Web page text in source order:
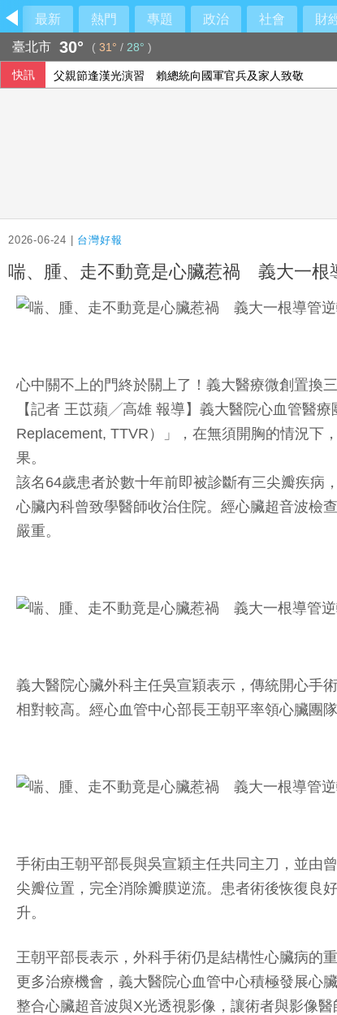
最新 熱門 專題 政治 社會 財
臺北市 30° ( 31° / 28° )
快訊 父親節逢漢光演習 賴總統向國軍官兵及家人致敬
2026-06-24 | 台灣好報
喘、腫、走不動竟是心臟惹禍 義大一根
心中關不上的門終於關上了！義大醫療微創置換
【記者 王苡蘋╱高雄 報導】義大醫院心血管醫
Replacement, TTVR）」，在無須開胸的情況下
果。
該名64歲患者於數十年前即被診斷有三尖瓣疾病
心臟內科曾致學醫師收治住院。經心臟超音波檢
嚴重。
義大醫院心臟外科主任吳宣穎表示，傳統開心手
相對較高。經心血管中心部長王朝平率領心臟團
手術由王朝平部長與吳宣穎主任共同主刀，並由
尖瓣位置，完全消除瓣膜逆流。患者術後恢復良
升。
王朝平部長表示，外科手術仍是結構性心臟病的
更多治療機會，義大醫院心血管中心積極發展心
整合心臟超音波與X光透視影像，讓術者與影像